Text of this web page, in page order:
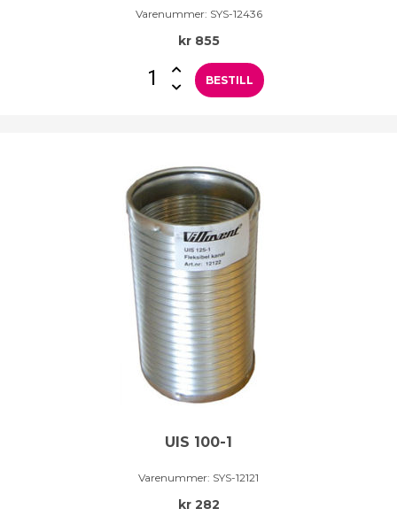
Varenummer: SYS-12436
kr855
BESTILL
UIS 100-1
Varenummer: SYS-12121
kr282